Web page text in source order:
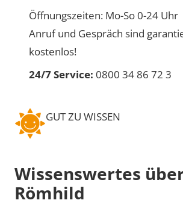
Öffnungszeiten: Mo-So 0-24 Uhr
Anruf und Gespräch sind
kostenlos!
24/7 Service: 0800 34 86 72 3
GUT ZU WISSEN
Wissenswertes
Römhild